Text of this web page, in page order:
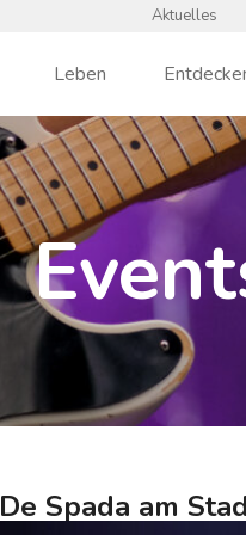
Aktuelles
Leben
De Spada am